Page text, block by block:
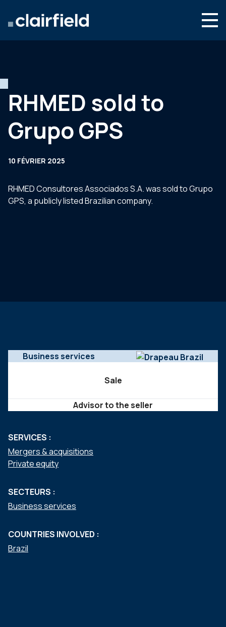
Actualités
Contact
RHMED sold to
Grupo GPS
10 FÉVRIER 2025
RHMED Consultores Associados S.A. was sold to Grupo
GPS, a publicly listed Brazilian company.
Business services
Sale
Advisor to the seller
SERVICES :
Mergers & acquisitions
Private equity
SECTEURS :
Business services
COUNTRIES INVOLVED :
Brazil